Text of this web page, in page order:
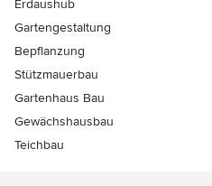
Erdaushub
Gartengestaltung
Bepflanzung
Stützmauerbau
Gartenhaus Bau
Gewächshausbau
Teichbau